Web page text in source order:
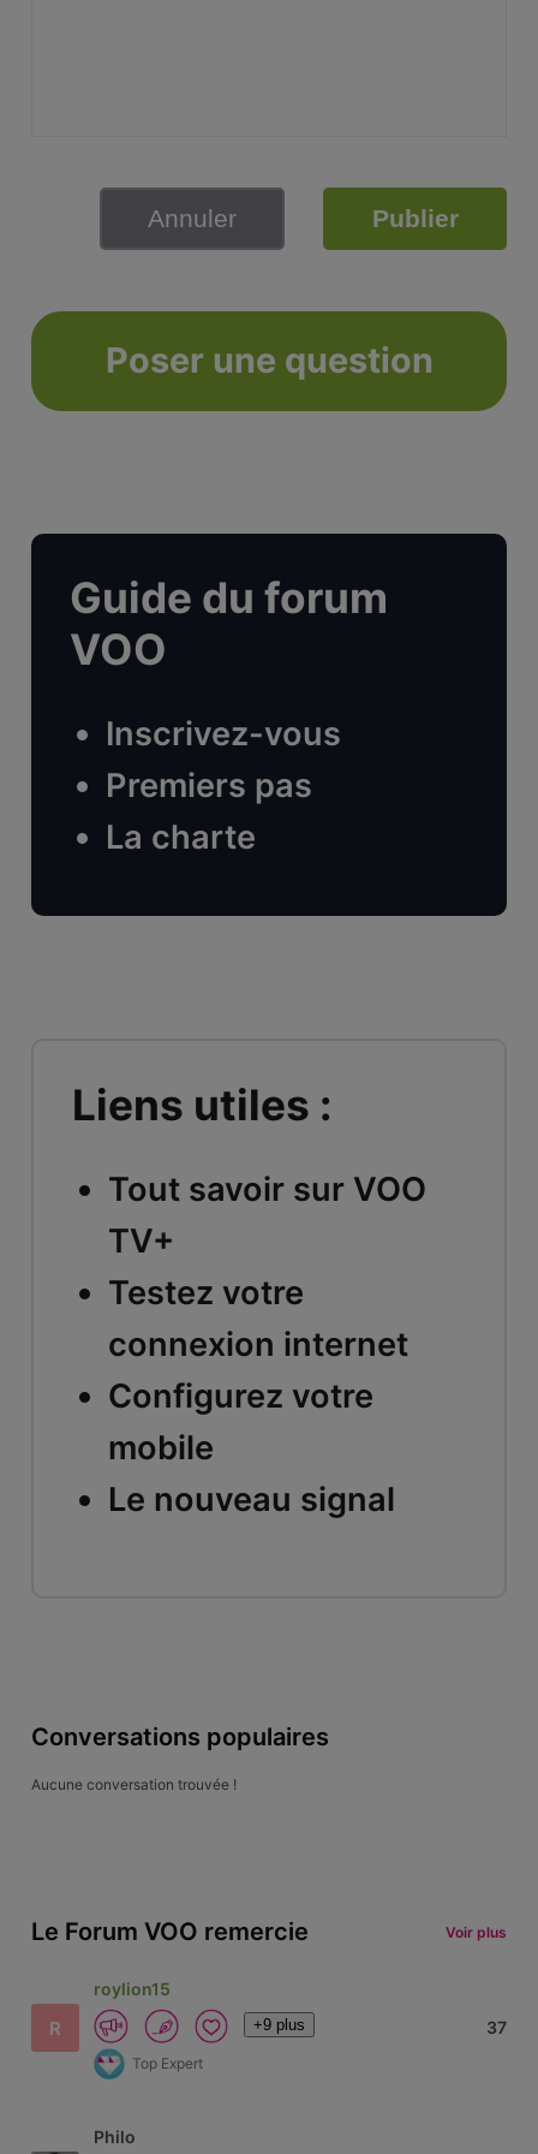
Annuler Publier
Poser une question
Guide du forum
VOO
Inscrivez-vous
Premiers pas
La charte
Liens utiles :
Tout savoir sur VOO
TV+
Testez votre
connexion internet
Configurez votre
mobile
Le nouveau signal
Conversations populaires
Aucune conversation trouvée !
Le Forum VOO remercie Voir plus
R
roylion15
+9 plus
Top Expert
37
Philo